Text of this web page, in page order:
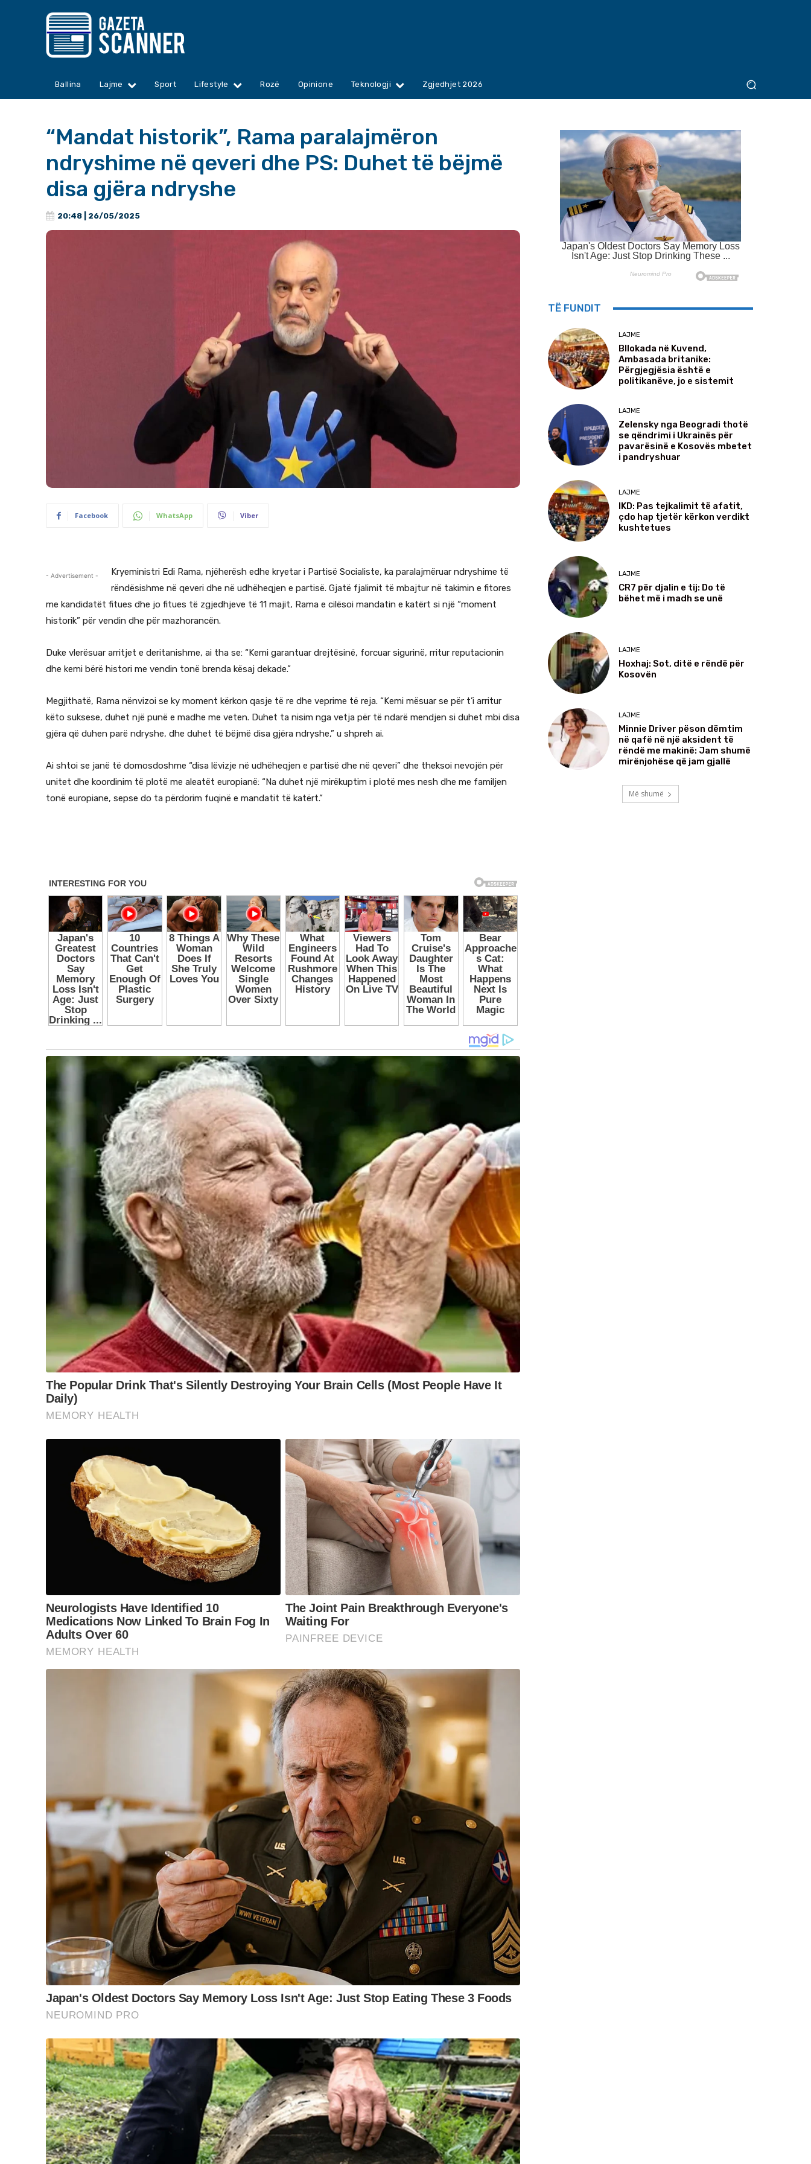
Ballina Lajme Sport Lifestyle Rozë Opinione Teknologji Zgjedhjet 2026
“Mandat historik”, Rama paralajmëron
ndryshime në qeveri dhe PS: Duhet të bëjmë
disa gjëra ndryshe
20:48 | 26/05/2025
Facebook WhatsApp Viber
- Advertisement -
Kryeministri Edi Rama, njëherësh edhe kryetar i Partisë Socialiste, ka paralajmëruar ndryshime të
rëndësishme në qeveri dhe në udhëheqjen e partisë. Gjatë fjalimit të mbajtur në takimin e fitores
me kandidatët fitues dhe jo fitues të zgjedhjeve të 11 majit, Rama e cilësoi mandatin e katërt si një “moment
historik” për vendin dhe për mazhorancën.
Duke vlerësuar arritjet e deritanishme, ai tha se: “Kemi garantuar drejtësinë, forcuar sigurinë, rritur reputacionin
dhe kemi bërë histori me vendin tonë brenda kësaj dekade.”
Megjithatë, Rama nënvizoi se ky moment kërkon qasje të re dhe veprime të reja. “Kemi mësuar se për t’i arritur
këto suksese, duhet një punë e madhe me veten. Duhet ta nisim nga vetja për të ndarë mendjen si duhet mbi disa
gjëra që duhen parë ndryshe, dhe duhet të bëjmë disa gjëra ndryshe,” u shpreh ai.
Ai shtoi se janë të domosdoshme “disa lëvizje në udhëheqjen e partisë dhe në qeveri” dhe theksoi nevojën për
unitet dhe koordinim të plotë me aleatët europianë: “Na duhet një mirëkuptim i plotë mes nesh dhe me familjen
tonë europiane, sepse do ta përdorim fuqinë e mandatit të katërt.”
TË FUNDIT
LAJME
Bllokada në Kuvend,
Ambasada britanike:
Përgjegjësia është e
politikanëve, jo e sistemit
LAJME
Zelensky nga Beogradi thotë
se qëndrimi i Ukrainës për
pavarësinë e Kosovës mbetet
i pandryshuar
LAJME
IKD: Pas tejkalimit të afatit,
çdo hap tjetër kërkon verdikt
kushtetues
LAJME
CR7 për djalin e tij: Do të
bëhet më i madh se unë
LAJME
Hoxhaj: Sot, ditë e rëndë për
Kosovën
LAJME
Minnie Driver pëson dëmtim
në qafë në një aksident të
rëndë me makinë: Jam shumë
mirënjohëse që jam gjallë
Më shumë